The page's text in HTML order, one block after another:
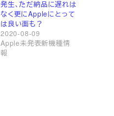
発生、ただ納品に遅れは
なく更にAppleにとって
は良い面も？
2020-08-09
Apple未発表新機種情
報